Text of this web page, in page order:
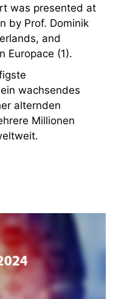
was presented at
by Prof. Dominik
and
Europace (1).
wachsendes
alternden
Millionen